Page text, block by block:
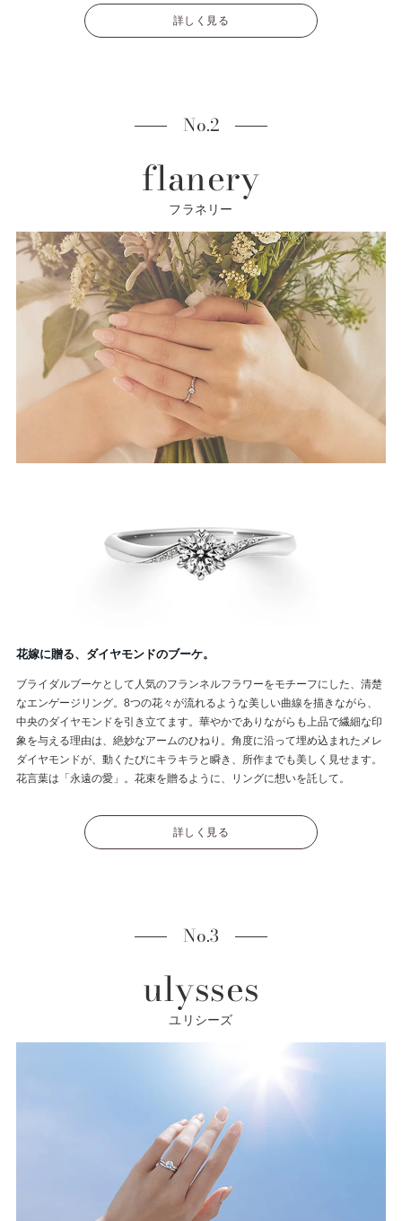
詳しく見る
No.2
flanery
フラネリー
花嫁に贈る、ダイヤモンドのブーケ。
ブライダルブーケとして人気のフランネルフラワーをモチーフにした、清楚
なエンゲージリング。8つの花々が流れるような美しい曲線を描きながら、
中央のダイヤモンドを引き立てます。華やかでありながらも上品で繊細な印
象を与える理由は、絶妙なアームのひねり。角度に沿って埋め込まれたメレ
ダイヤモンドが、動くたびにキラキラと瞬き、所作までも美しく見せます。
花言葉は「永遠の愛」。花束を贈るように、リングに想いを託して。
詳しく見る
No.3
ulysses
ユリシーズ